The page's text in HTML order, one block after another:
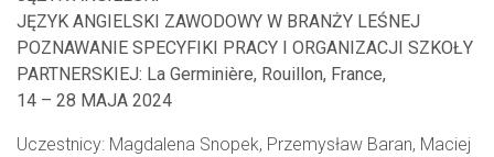
JĘZYK ANGIELSKI ZAWODOWY W BRANŻY LEŚNEJ
POZNAWANIE SPECYFIKI PRACY I ORGANIZACJI SZKOŁY
PARTNERSKIEJ: La Germinière, Rouillon, France,
14 – 28 MAJA 2024
Uczestnicy: Magdalena Snopek, Przemysław Baran, Maciej